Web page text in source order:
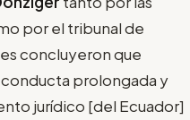
por el tribunal de
concluyeron que
prolongada y
jurídico [del Ecuador]